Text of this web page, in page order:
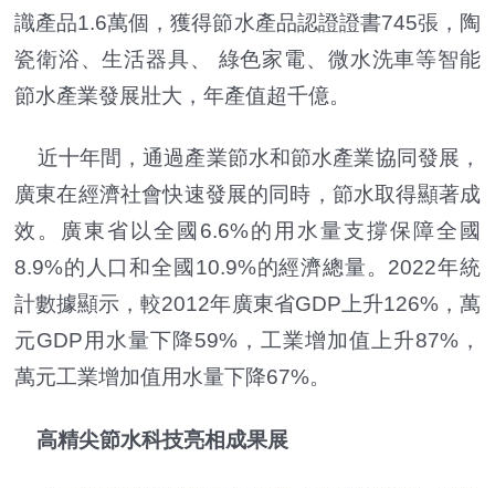
識產品1.6萬個，獲得節水產品認證證書745張，陶
瓷衛浴、生活器具、 綠色家電、微水洗車等智能
節水產業發展壯大，年產值超千億。
近十年間，通過產業節水和節水產業協同發展，
廣東在經濟社會快速發展的同時，節水取得顯著成
效。廣東省以全國6.6%的用水量支撐保障全國
8.9%的人口和全國10.9%的經濟總量。2022年統
計數據顯示，較2012年廣東省GDP上升126%，萬
元GDP用水量下降59%，工業增加值上升87%，
萬元工業增加值用水量下降67%。
高精尖節水科技亮相成果展